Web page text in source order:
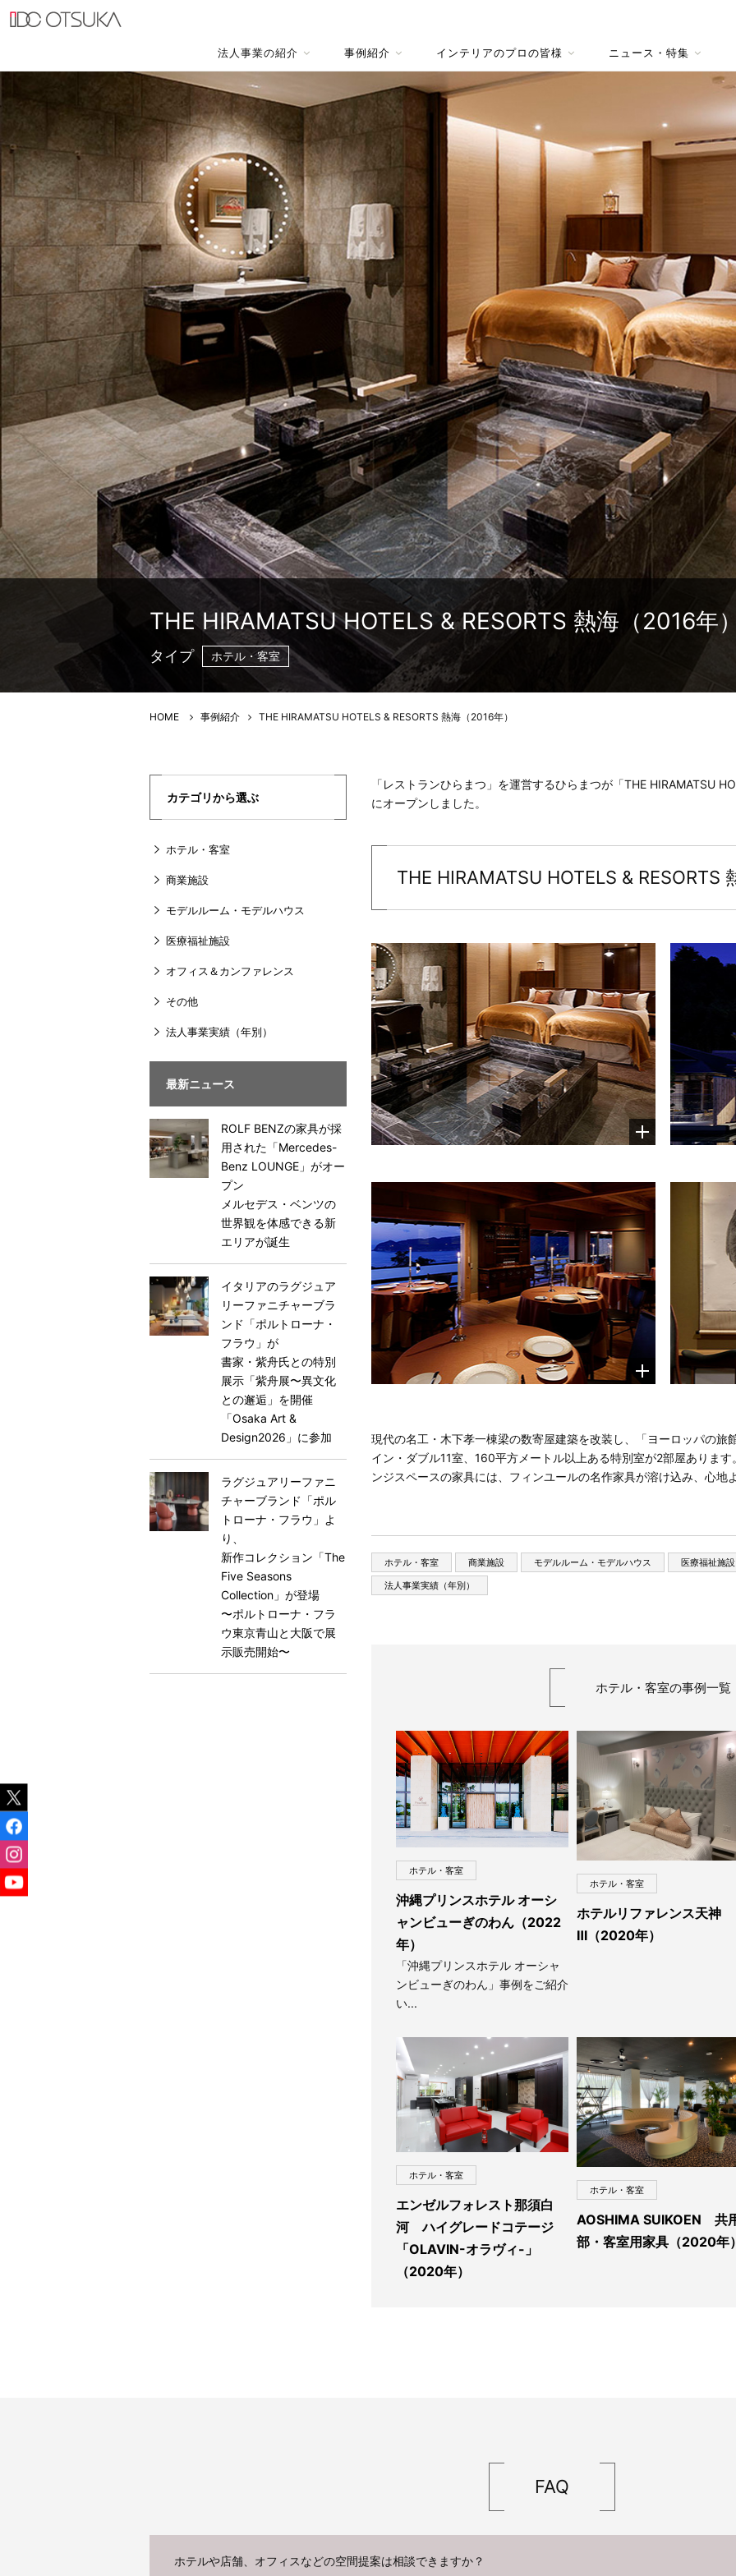
法人事業の紹介 事例紹介 インテリアのプロの皆様 ニュース・特集
THE HIRAMATSU HOTELS & RESORTS 熱海（2016年
タイプ ホテル・客室
HOME 事例紹介 THE HIRAMATSU HOTELS & RESORTS 熱海（2016年）
「レストランひらまつ」を運営するひらまつが「THE HIRAMATSU
にオープンしました。
THE HIRAMATSU HOTELS & RESORTS
現代の名工・木下孝一棟梁の数寄屋建築を改装し、「ヨーロッパの旅
イン・ダブル11室、160平方メートル以上ある特別室が2部屋ありま
ンジスペースの家具には、フィンユールの名作家具が溶け込み、心地
ホテル・客室 商業施設 モデルルーム・モデルハウス
医療福祉施設
法人事業実績（年別）
ホテル・客室の事例一覧
ホテル・客室
沖縄プリンスホテル オーシ
ャンビューぎのわん（2022
年）
「沖縄プリンスホテル オーシャ
ンビューぎのわん」事例をご紹介
い...
ホテル・客室
ホテルリファレンス天神
Ⅲ（2020年）
ホテル・客室
エンゼルフォレスト那須白
河 ハイグレードコテージ
「OLAVIN-オラヴィ-」
（2020年）
ホテル・客室
AOSHIMA SUIKOEN 共
部・客室用家具（2020年
カテゴリから選ぶ
ホテル・客室
商業施設
モデルルーム・モデルハウス
医療福祉施設
オフィス＆カンファレンス
その他
法人事業実績（年別）
最新ニュース
ROLF BENZの家具が採
用された「Mercedes-
Benz LOUNGE」がオー
プン
メルセデス・ベンツの
世界観を体感できる新
エリアが誕生
イタリアのラグジュア
リーファニチャーブラ
ンド「ポルトローナ・
フラウ」が
書家・紫舟氏との特別
展示「紫舟展〜異文化
との邂逅」を開催
「Osaka Art &
Design2026」に参加
ラグジュアリーファニ
チャーブランド「ポル
トローナ・フラウ」よ
り、
新作コレクション「The
Five Seasons
Collection」が登場
〜ポルトローナ・フラ
ウ東京⻘山と大阪で展
示販売開始〜
FAQ
ホテルや店舗、オフィスなどの空間提案は相談できますか？